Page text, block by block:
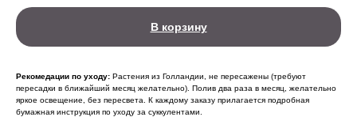
В корзину
Рекомедации по уходу: Растения из Голландии, не пересажены (требуют
пересадки в ближайший месяц желательно). Полив два раза в месяц, желательно
яркое освещение, без пересвета. К каждому заказу прилагается подробная
бумажная инструкция по уходу за суккулентами.